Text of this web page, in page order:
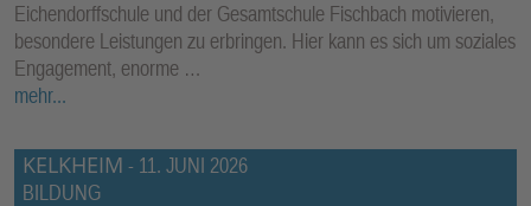
Eichendorffschule und der Gesamtschule Fischbach motivieren,
besondere Leistungen zu erbringen. Hier kann es sich um soziales
Engagement, enorme …
mehr...
KELKHEIM - 11. JUNI 2026
BILDUNG